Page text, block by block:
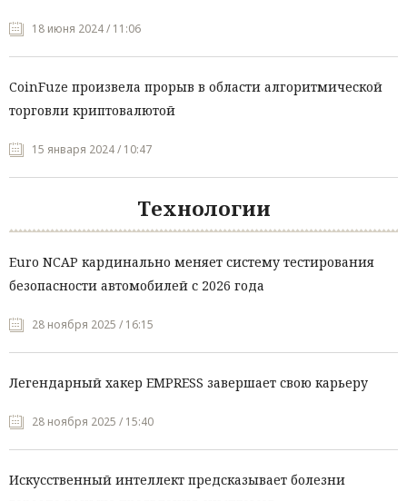
18 июня 2024 / 11:06
CoinFuze произвела прорыв в области алгоритмической
торговли криптовалютой
15 января 2024 / 10:47
Технологии
Euro NCAP кардинально меняет систему тестирования
безопасности автомобилей с 2026 года
28 ноября 2025 / 16:15
Легендарный хакер EMPRESS завершает свою карьеру
28 ноября 2025 / 15:40
Искусственный интеллект предсказывает болезни